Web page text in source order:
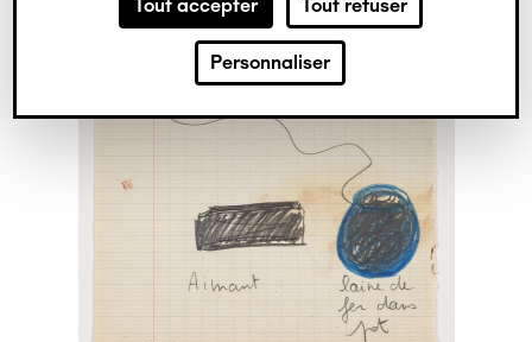
Tout accepter Tout refuser
Personnaliser